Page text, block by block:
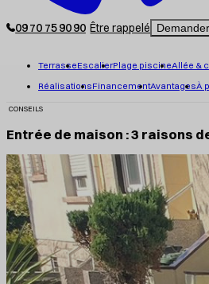
09 70 75 90 90 Être rappelé
TerrasseEscalierPlage piscineAllée &
RéalisationsFinancementAvantagesÀ
CONSEILS
Entrée de maison : 3 raisons